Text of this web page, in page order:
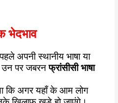
भेदभाव
अपनी स्थानीय भाषा या
उन पर जबरनफ्रांसीसी भाषा
कि अगर यहाँ के आम लोग